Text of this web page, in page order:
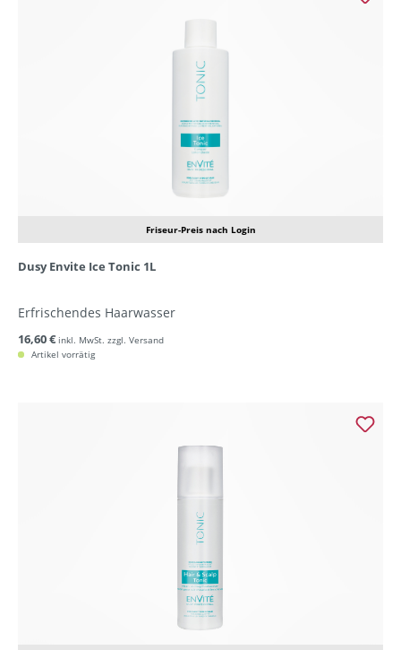
Friseur-Preis nach Login
Dusy Envite Ice Tonic 1L
Erfrischendes Haarwasser
16,60 € inkl. MwSt. zzgl. Versand
Artikel vorrätig